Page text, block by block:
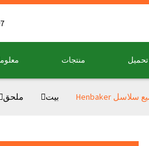
منتجات تحميل
بيت ملحق